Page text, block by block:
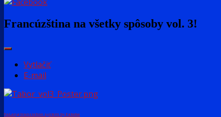
Francúzština na všetky spôsoby vol. 3!
Vytlačiť
E-mail
FaLang translation system by Faboba